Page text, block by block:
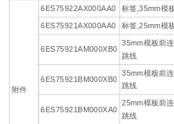
附件
6ES75922AX000AA0
标签,35mm模
6ES75921AX000AA0
标签,25mm模
6ES75921AM000XB0
35mm模板前
跳线
6ES75921BM000XB0
35mm模板前
跳线
6ES75921BM000XA0
25mm模板前
跳线